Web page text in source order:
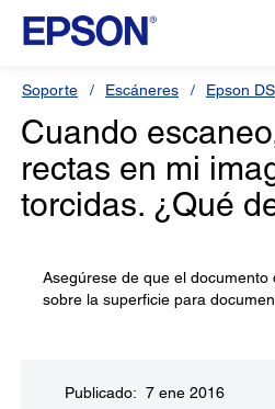
Soporte Escáneres Epson DS
Cuando
rectas en mi
torcidas. ¿Qué
Asegúrese de que el
sobre la superficie para
Publicado: 7 ene 2016